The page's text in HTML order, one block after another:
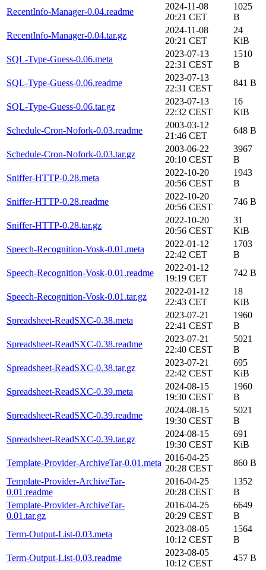
RecentInfo-Manager-0.04.readme
2024-11-08
20:21 CET
1025
B
RecentInfo-Manager-0.04.tar.gz
2024-11-08
20:21 CET
24
KiB
SQL-Type-Guess-0.06.meta
2023-07-13
22:31 CEST
1510
B
SQL-Type-Guess-0.06.readme
2023-07-13
22:31 CEST
841 B
SQL-Type-Guess-0.06.tar.gz
2023-07-13
22:32 CEST
16
KiB
Schedule-Cron-Nofork-0.03.readme
2003-03-12
21:46 CET
648 B
Schedule-Cron-Nofork-0.03.tar.gz
2003-06-22
20:10 CEST
3967
B
Sniffer-HTTP-0.28.meta
2022-10-20
20:56 CEST
1943
B
Sniffer-HTTP-0.28.readme
2022-10-20
20:56 CEST
746 B
Sniffer-HTTP-0.28.tar.gz
2022-10-20
20:56 CEST
31
KiB
Speech-Recognition-Vosk-0.01.meta
2022-01-12
22:42 CET
1703
B
Speech-Recognition-Vosk-0.01.readme
2022-01-12
19:19 CET
742 B
Speech-Recognition-Vosk-0.01.tar.gz
2022-01-12
22:43 CET
18
KiB
Spreadsheet-ReadSXC-0.38.meta
2023-07-21
22:41 CEST
1960
B
Spreadsheet-ReadSXC-0.38.readme
2023-07-21
22:40 CEST
5021
B
Spreadsheet-ReadSXC-0.38.tar.gz
2023-07-21
22:42 CEST
695
KiB
Spreadsheet-ReadSXC-0.39.meta
2024-08-15
19:30 CEST
1960
B
Spreadsheet-ReadSXC-0.39.readme
2024-08-15
19:30 CEST
5021
B
Spreadsheet-ReadSXC-0.39.tar.gz
2024-08-15
19:30 CEST
691
KiB
Template-Provider-ArchiveTar-0.01.meta
2016-04-25
20:28 CEST
860 B
Template-Provider-ArchiveTar-
0.01.readme
2016-04-25
20:28 CEST
1352
B
Template-Provider-ArchiveTar-
0.01.tar.gz
2016-04-25
20:29 CEST
6649
B
Term-Output-List-0.03.meta
2023-08-05
10:12 CEST
1564
B
Term-Output-List-0.03.readme
2023-08-05
10:12 CEST
457 B